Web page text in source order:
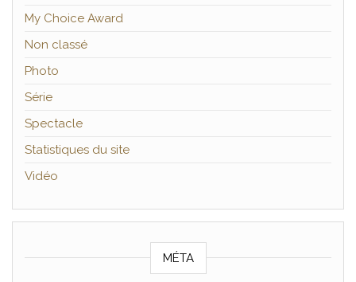
My Choice Award
Non classé
Photo
Série
Spectacle
Statistiques du site
Vidéo
MÉTA